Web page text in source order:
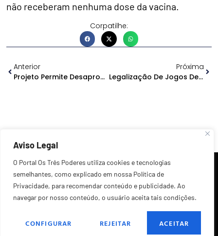
Aviso Legal
O Portal Os Três Poderes utiliza cookies e tecnologias
semelhantes, como explicado em nossa Política de
Privacidade, para recomendar conteúdo e publicidade. Ao
navegar por nosso conteúdo, o usuário aceita tais condições.
CONFIGURAR REJEITAR ACEITAR
não receberam nenhuma dose da vacina.
Corpatilhe:
Anterior
Projeto Permite Desapropriação De Bens E Serviços Durante Pandemia
Próxima
Legalização De Jogos De Azar Chega Ao Senado
©2026 Todos os Direitos Reservados.